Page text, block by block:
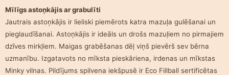
Mīlīgs astoņkājis ar grabulīti
Jautrais astoņkājis ir lieliski piemērots katra mazuļa gulēšanai un
pieglaudīšanai. Astoņkājis ir ideāls un drošs mazuļiem no pirmajiem
dzīves mirkļiem. Maigas grabēšanas dēļ viņš pievērš sev bērna
uzmanību. Izgatavots no mīksta pieskāriena, irdenas un mīkstas
Minky vilnas. Pildījums spilvena iekšpusē ir Eco Fillball sertificētas